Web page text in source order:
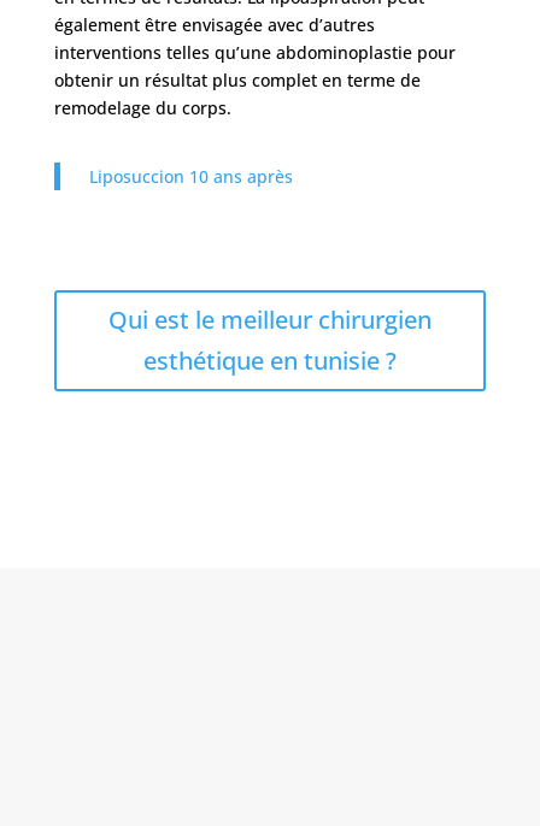
également être envisagée avec d’autres
interventions telles qu’une abdominoplastie pour
obtenir un résultat plus complet en terme de
remodelage du corps.
Liposuccion 10 ans après
Qui est le meilleur chirurgien
esthétique en tunisie ?